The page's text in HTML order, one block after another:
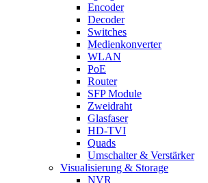
Encoder
Decoder
Switches
Medienkonverter
WLAN
PoE
Router
SFP Module
Zweidraht
Glasfaser
HD-TVI
Quads
Umschalter & Verstärker
Visualisierung & Storage
NVR